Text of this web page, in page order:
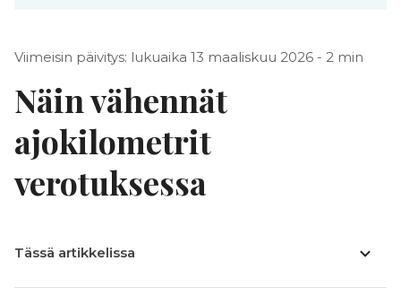
Viimeisin päivitys: lukuaika 13 maaliskuu 2026 - 2 min
Näin vähennät
ajokilometrit
verotuksessa
Tässä artikkelissa